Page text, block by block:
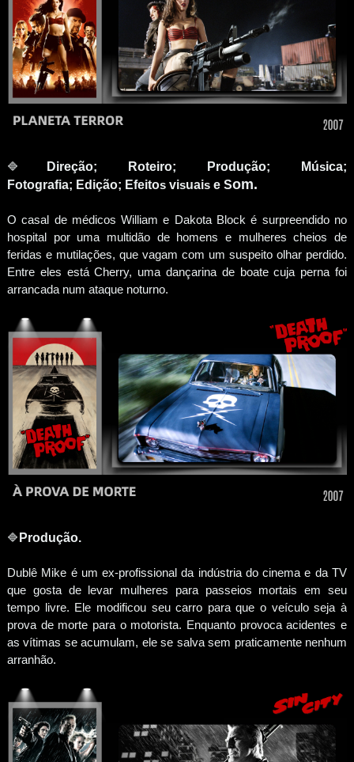
🔷 Direção; Roteiro; Produção; Música;
Fotografia; Edição; Efeitos visuaise Som.
O casal de médicos William e Dakota Block é surpreendido no
hospital por uma multidão de homens e mulheres cheios de
feridas e mutilações, que vagam com um suspeito olhar perdido.
Entre eles está Cherry, uma dançarina de boate cuja perna foi
arrancada num ataque noturno.
🔷 Produção.
Dublê Mike é um ex-profissional da indústria do cinema e da TV
que gosta de levar mulheres para passeios mortais em seu
tempo livre. Ele modificou seu carro para que o veículo seja à
prova de morte para o motorista. Enquanto provoca acidentes e
as vítimas se acumulam, ele se salva sem praticamente nenhum
arranhão.